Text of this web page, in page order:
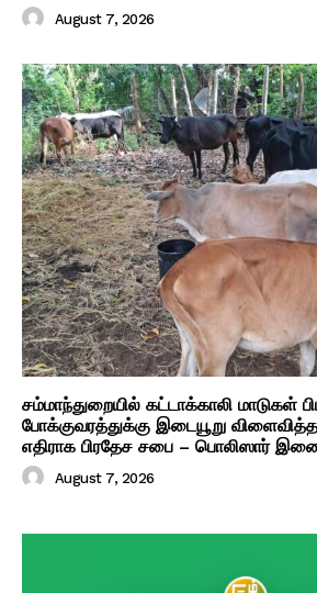
August 7, 2026
சம்மாந்துறையில் கட்டாக்காலி மாடுகள்
போக்குவரத்துக்கு இடையூறு விளைவித்த
எதிராக பிரதேச சபை – பொலிஸார்
August 7, 2026